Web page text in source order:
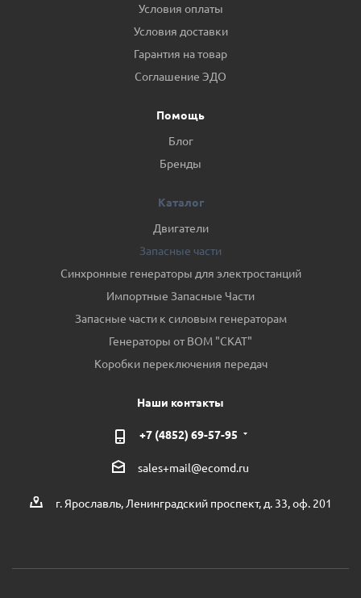
Условия оплаты
Условия доставки
Гарантия на товар
Соглашение ЭДО
Помощь
Блог
Бренды
Каталог
Двигатели
Запасные части
Синхронные генераторы для электростанций
Импортные Запасные Части
Запасные части к силовым генераторам
Генераторы от ВОМ "СКАТ"
Коробки переключения передач
Наши контакты
+7 (4852) 69-57-95
sales+mail@ecomd.ru
г. Ярославль, Ленинградский проспект, д. 33, оф. 201